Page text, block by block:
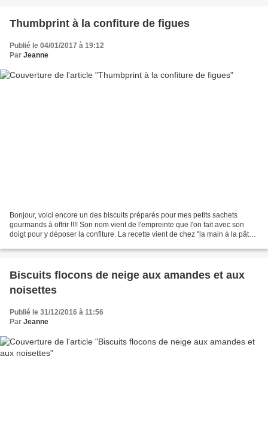
Thumbprint à la confiture de figues
Publié le 04/01/2017 à 19:12
Par Jeanne
Bonjour, voici encore un des biscuits préparés pour mes petits sachets
gourmands à offrir !!!! Son nom vient de l'empreinte que l'on fait avec son
doigt pour y déposer la confiture. La recette vient de chez "la main à la pâte",
Biscuits flocons de neige aux amandes et aux
noisettes
Publié le 31/12/2016 à 11:56
Par Jeanne